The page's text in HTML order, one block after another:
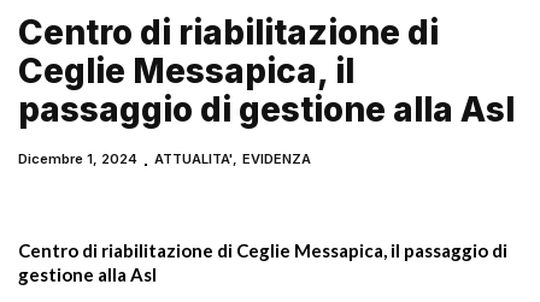
Centro di riabilitazione di
Ceglie Messapica, il
passaggio di gestione alla Asl
Dicembre 1, 2024 ATTUALITA',EVIDENZA
Centro di riabilitazione di Ceglie Messapica, il passaggio di
gestione alla Asl